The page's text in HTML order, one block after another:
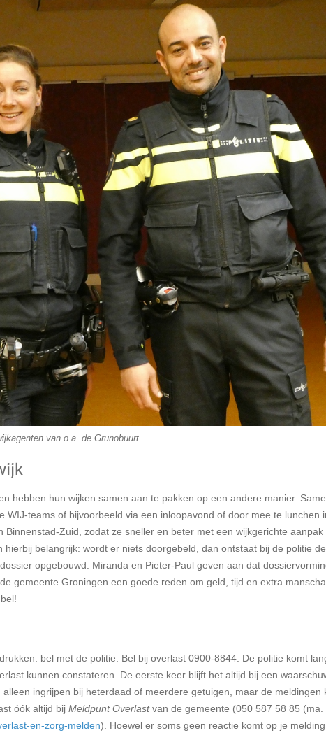
van o.a. de Grunobuurt
hebben hun wijken samen aan te pakken op een andere manier.
WIJ-teams of bijvoorbeeld via een inloopavond of door mee te lunchen
Zuid, zodat ze sneller en beter met een wijkgerichte aanpak
hierbij belangrijk: wordt er niets doorgebeld, dan ontstaat bij de politie
opgebouwd. Miranda en Pieter-Paul geven aan dat
gemeente Groningen een goede reden om geld, tijd en extra
bel met de politie. Bel bij overlast 0900-8844. De politie komt
kunnen constateren. De eerste keer blijft het altijd bij een
ingrijpen bij heterdaad of meerdere getuigen, maar de meldingen
óók altijd bij Meldpunt Overlastvan de gemeente (050 587 58 85 (ma.
en-zorg-melden). Hoewel er soms geen reactie komt op je